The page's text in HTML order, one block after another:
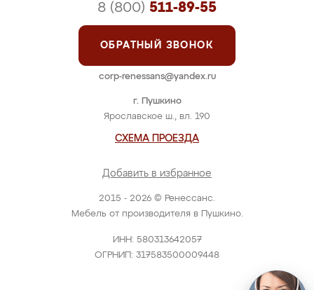
2015 - 2026 © Ренессанс.
Мебель от производителя в Пушкино.
ИНН: 580313642057
ОГРНИП: 317583500009448
г. Пушкино
Ярославское ш., вл. 190
СХЕМА ПРОЕЗДА
Добавить в избранное
8 (800) 511-89-55
ОБРАТНЫЙ ЗВОНОК
corp-renessans@yandex.ru